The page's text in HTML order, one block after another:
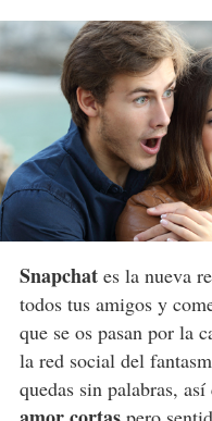
Snapchates la nueva
todos tus amigos y
que se os pasan por la
la red social del
quedas sin palabras,